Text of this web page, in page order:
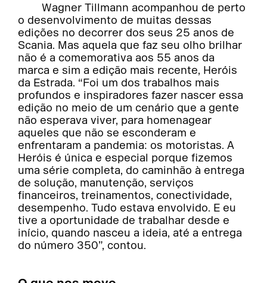
Wagner Tillmann acompanhou de perto
o desenvolvimento de muitas dessas
edições no decorrer dos seus 25 anos de
Scania. Mas aquela que faz seu olho brilhar
não é a comemorativa aos 55 anos da
marca e sim a edição mais recente, Heróis
da Estrada. “Foi um dos trabalhos mais
profundos e inspiradores fazer nascer essa
edição no meio de um cenário que a gente
não esperava viver, para homenagear
aqueles que não se esconderam e
enfrentaram a pandemia: os motoristas. A
Heróis é única e especial porque fizemos
uma série completa, do caminhão à entrega
de solução, manutenção, serviços
financeiros, treinamentos, conectividade,
desempenho. Tudo estava envolvido. E eu
tive a oportunidade de trabalhar desde e
início, quando nasceu a ideia, até a entrega
do número 350”, contou.